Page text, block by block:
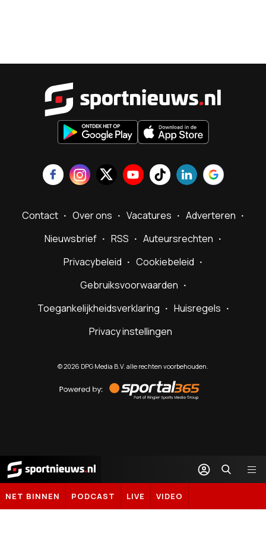
Contact Over ons Vacatures
Adverteren
Nieuwsbrief
RSS
Auteursrechten
Privacybeleid
Cookiebeleid
Gebruiksvoorwaarden
Toegankelijkheidsverklaring
Huisregels
Privacy instellingen
©2026 DPG Media B.V. alle rechten voorbehouden.
by
Sportal365
Sportnieuws.nl
NET BINNEN PODCAST LIVE VIDEO